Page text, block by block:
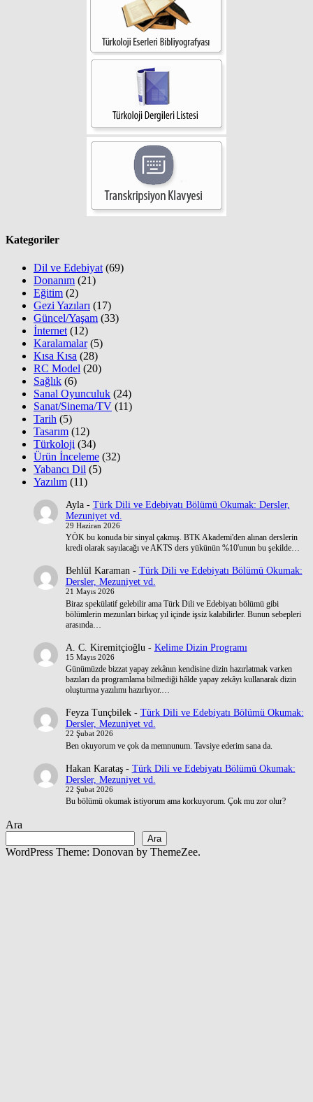
Kategoriler
Dil ve Edebiyat (69)
Donanım (21)
Eğitim (2)
Gezi Yazıları (17)
Güncel/Yaşam (33)
İnternet (12)
Karalamalar(5)
Kısa Kısa (28)
RC Model (20)
Sağlık (6)
Sanal Oyunculuk (24)
Sanat/Sinema/TV (11)
Tarih (5)
Tasarım (12)
Türkoloji (34)
Ürün İnceleme (32)
Yabancı Dil (5)
Yazılım (11)
Ayla- Türk Dili ve Edebiyatı Bölümü Okumak: Dersler,
Mezuniyet vd.
29 Haziran 2026
YÖK bu konuda bir sinyal çakmış. BTK Akademi'den alınan derslerin
kredi olarak sayılacağı ve AKTS ders yükünün %10'unun bu şekilde…
Behlül Karaman- Türk Dili ve Edebiyatı Bölümü Okumak:
Dersler, Mezuniyet vd.
21 Mayıs 2026
Biraz spekülatif gelebilir ama Türk Dili ve Edebiyatı bölümü gibi
bölümlerin mezunları birkaç yıl içinde işsiz kalabilirler. Bunun sebepleri
arasında…
A. C. Kiremitçioğlu - Kelime Dizin Programı
15 Mayıs 2026
Günümüzde bizzat yapay zekânın kendisine dizin hazırlatmak varken
bazıları da programlama bilmediği hâlde yapay zekâyı kullanarak dizin
oluşturma yazılımı hazırlıyor.…
Feyza Tunçbilek- Türk Dili ve Edebiyatı Bölümü Okumak:
Dersler, Mezuniyet vd.
22 Şubat 2026
Ben okuyorum ve çok da memnunum. Tavsiye ederim sana da.
Hakan Karataş- Türk Dili ve Edebiyatı Bölümü Okumak:
Dersler, Mezuniyet vd.
22 Şubat 2026
Bu bölümü okumak istiyorum ama korkuyorum. Çok mu zor olur?
Ara
Ara
WordPress Theme: Donovan by ThemeZee.